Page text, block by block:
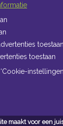
maakt voor een
toestaan
toestaan